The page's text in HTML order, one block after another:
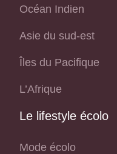
Océan Indien
Asie du sud-est
Îles du Pacifique
L’Afrique
Le lifestyle écolo
Mode écolo